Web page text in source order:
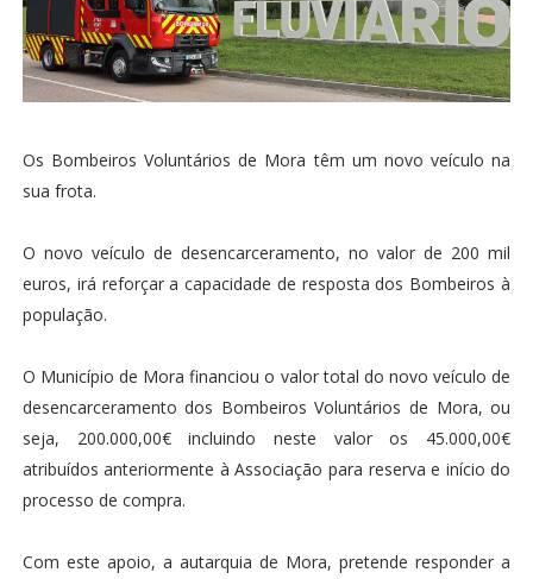
Os Bombeiros Voluntários de Mora têm um novo veículo na
sua frota.
O novo veículo de desencarceramento, no valor de 200 mil
euros, irá reforçar a capacidade de resposta dos Bombeiros à
população.
O Município de Mora financiou o valor total do novo veículo de
desencarceramento dos Bombeiros Voluntários de Mora, ou
seja, 200.000,00€ incluindo neste valor os 45.000,00€
atribuídos anteriormente à Associação para reserva e início do
processo de compra.
Com este apoio, a autarquia de Mora, pretende responder a